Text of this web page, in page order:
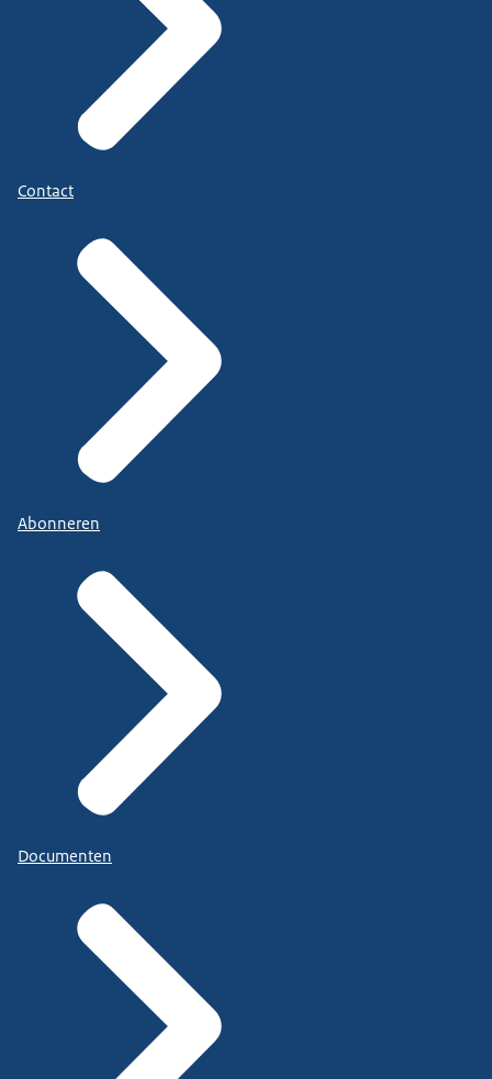
Contact
Abonneren
Documenten